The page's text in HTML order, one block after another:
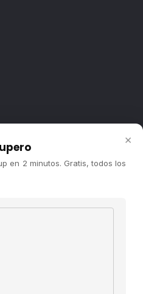
×
en 2 minutos. Gratis, todos los